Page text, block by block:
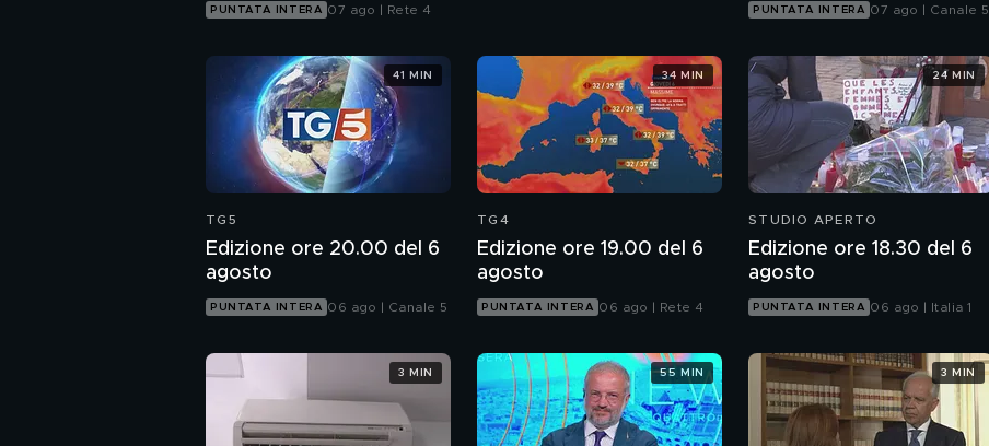
PUNTATA INTERA 07 ago | Rete 4 PUNTATA INTERA 07 ago | Canale 5
TG5
Edizione ore 20.00 del 6
agosto
PUNTATA INTERA 06 ago | Canale 5
41 MIN
TG4
Edizione ore 19.00 del 6
agosto
PUNTATA INTERA 06 ago | Rete 4
34 MIN
STUDIO APERTO
Edizione ore 18.30 del 6
agosto
PUNTATA INTERA 06 ago | Italia 1
24 MIN
3 MIN 55 MIN 3 MIN